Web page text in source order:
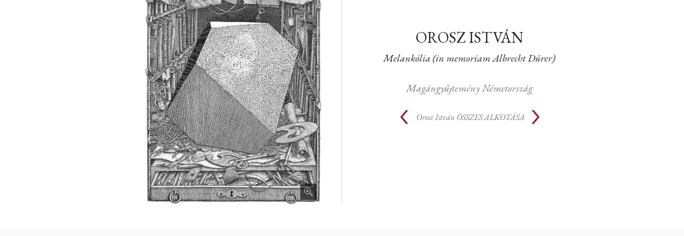
OROSZ ISTVÁN
Melankólia (in memoriam Albrecht Dürer)
Magángyűjtemény Németország
Orosz István ÖSSZES ALKOTÁSA